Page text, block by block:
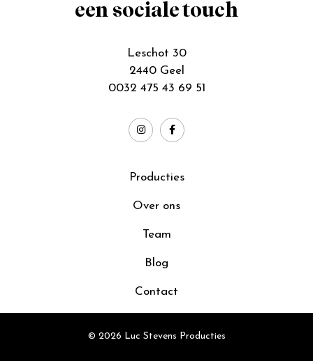
een sociale touch
Leschot 30
2440 Geel
0032 475 43 69 51
Producties
Over ons
Team
Blog
Contact
© 2026 Luc Stevens Producties